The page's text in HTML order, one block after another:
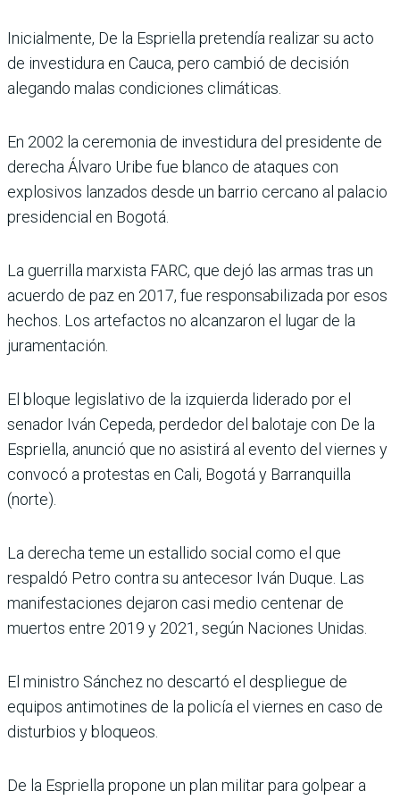
Inicialmente, De la Espriella pretendía realizar su acto
de investidura en Cauca, pero cambió de decisión
alegando malas condiciones climáticas.
En 2002 la ceremonia de investidura del presidente de
derecha Álvaro Uribe fue blanco de ataques con
explosivos lanzados desde un barrio cercano al palacio
presidencial en Bogotá.
La guerrilla marxista FARC, que dejó las armas tras un
acuerdo de paz en 2017, fue responsabilizada por esos
hechos. Los artefactos no alcanzaron el lugar de la
juramentación.
El bloque legislativo de la izquierda liderado por el
senador Iván Cepeda, perdedor del balotaje con De la
Espriella, anunció que no asistirá al evento del viernes y
convocó a protestas en Cali, Bogotá y Barranquilla
(norte).
La derecha teme un estallido social como el que
respaldó Petro contra su antecesor Iván Duque. Las
manifestaciones dejaron casi medio centenar de
muertos entre 2019 y 2021, según Naciones Unidas.
El ministro Sánchez no descartó el despliegue de
equipos antimotines de la policía el viernes en caso de
disturbios y bloqueos.
De la Espriella propone un plan militar para golpear a